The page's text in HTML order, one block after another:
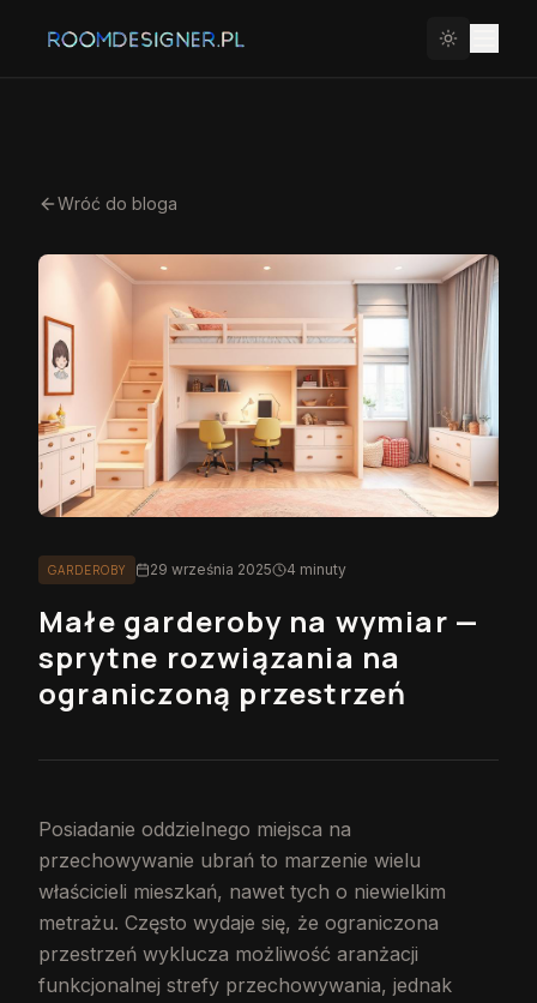
Wróć do bloga
GARDEROBY 29 września 2025 4 minuty
Małe garderoby na wymiar —
sprytne rozwiązania na
ograniczoną przestrzeń
Posiadanie oddzielnego miejsca na
przechowywanie ubrań to marzenie wielu
właścicieli mieszkań, nawet tych o niewielkim
metrażu. Często wydaje się, że ograniczona
przestrzeń wyklucza możliwość aranżacji
funkcjonalnej strefy przechowywania, jednak